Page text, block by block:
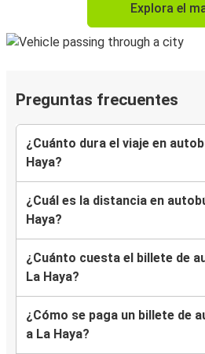
Explora el
Preguntas frecuentes
¿Cuánto dura el viaje en
Haya?
¿Cuál es la distancia en
Haya?
¿Cuánto cuesta el billete de
La Haya?
¿Cómo se paga un billete de
a La Haya?